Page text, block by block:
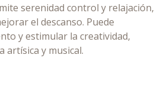
serenidad control y relajación,
el descanso. Puede
y estimular la creatividad,
artísica y musical.